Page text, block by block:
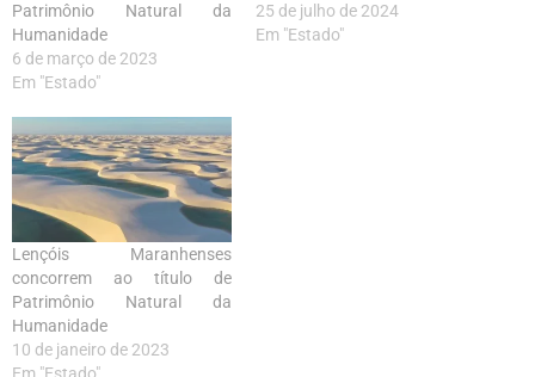
Patrimônio Natural da
Humanidade
6 de março de 2023
Em "Estado"
25 de julho de 2024
Em "Estado"
Lençóis Maranhenses
concorrem ao título de
Patrimônio Natural da
Humanidade
10 de janeiro de 2023